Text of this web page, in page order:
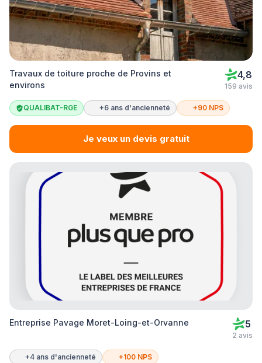
Travaux de toiture proche de Provins et
environs
4,8
159 avis
QUALIBAT-RGE +6 ans d'ancienneté +90 NPS
Je veux un devis gratuit
Entreprise Pavage Moret-Loing-et-Orvanne 5
2 avis
+4 ans d'ancienneté +100 NPS